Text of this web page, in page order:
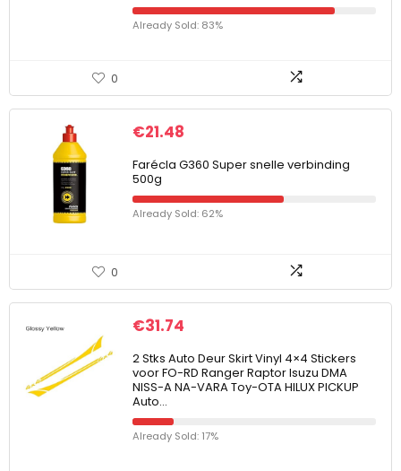
Already Sold: 83%
0
€21.48
Farécla G360 Super snelle verbinding
500g
Already Sold: 62%
0
€31.74
2 Stks Auto Deur Skirt Vinyl 4×4 Stickers
voor FO-RD Ranger Raptor Isuzu DMA
NISS-A NA-VARA Toy-OTA HILUX PICKUP
Auto…
Already Sold: 17%